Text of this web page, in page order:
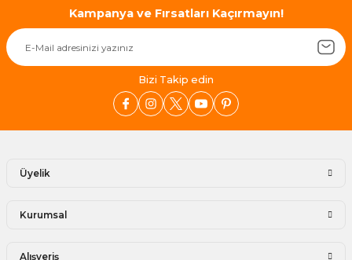
Kampanya ve Fırsatları Kaçırmayın!
Bizi Takip edin
Üyelik
Kurumsal
Alışveriş